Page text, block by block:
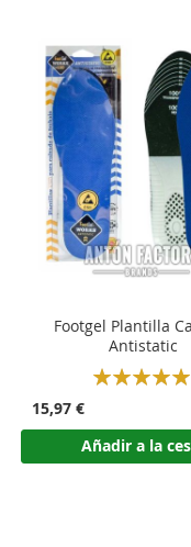
Footgel Plantilla
Antistatic
Rating:
15,97 €
Añadir a la